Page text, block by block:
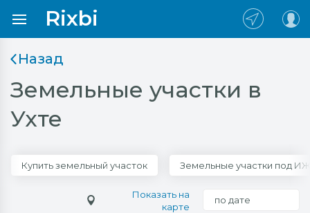
Rixbi
Назад
Земельные участки в
Ухте
Купить земельный участок Земельные участки под
Показать на
карте
по дате